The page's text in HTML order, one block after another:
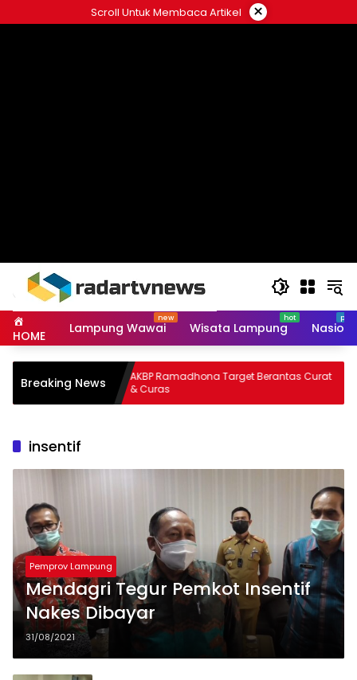
to
Scroll Untuk Membaca Artikel ×
HOME Lampung Wawai Wisata Lampung
Breaking NewsAKBP Ramadhona Target Berantas Curat
& Curas
insentif
Pemprov Lampung
Mendagri Tegur Pemkot Insentif
Nakes Dibayar
31/08/2021